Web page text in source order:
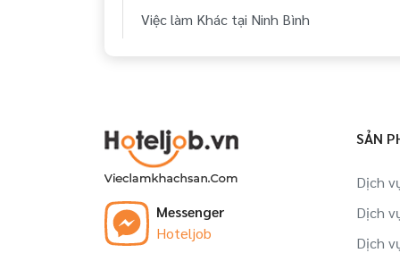
Việc làm Khác tại Ninh Bình
Việc làm Khác tại Quảng Nam
Việc làm Khác tại Bình Thuận
Messenger
Hoteljob
SẢN
Dịch
Dịch
Dịch